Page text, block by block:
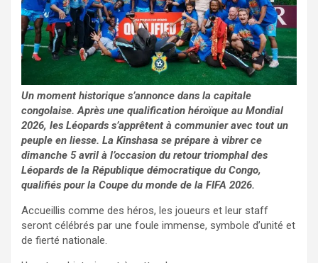
Un moment historique s’annonce dans la capitale
congolaise. Après une qualification héroïque au Mondial
2026, les Léopards s’apprêtent à communier avec tout un
peuple en liesse. La Kinshasa se prépare à vibrer ce
dimanche 5 avril à l’occasion du retour triomphal des
Léopards de la République démocratique du Congo,
qualifiés pour la Coupe du monde de la FIFA 2026.
Accueillis comme des héros, les joueurs et leur staff
seront célébrés par une foule immense, symbole d’unité et
de fierté nationale.